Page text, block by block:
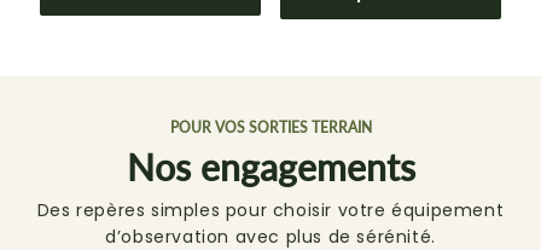
POUR VOS SORTIES TERRAIN
Nos engagements
Des repères simples pour choisir votre équipement
d’observation avec plus de sérénité.